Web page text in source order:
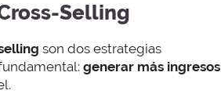
Selling
son dos estrategias
generar más ingresos